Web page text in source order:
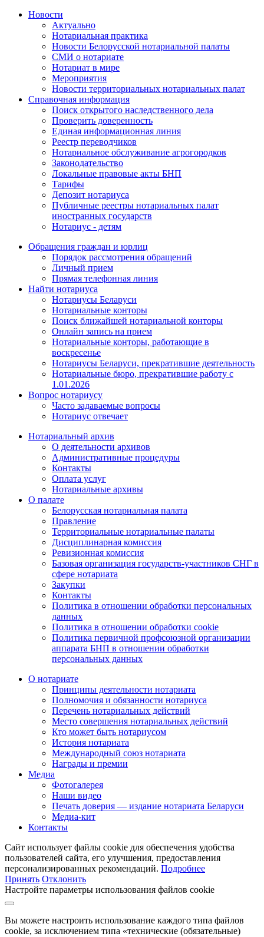
Новости
Актуально
Нотариальная практика
Новости Белорусской нотариальной палаты
СМИ о нотариате
Нотариат в мире
Мероприятия
Новости территориальных нотариальных палат
Справочная информация
Поиск открытого наследственного дела
Проверить доверенность
Единая информационная линия
Реестр переводчиков
Нотариальное обслуживание агрогородков
Законодательство
Локальные правовые акты БНП
Тарифы
Депозит нотариуса
Публичные реестры нотариальных палат
иностранных государств
Нотариус - детям
Обращения граждан и юрлиц
Порядок рассмотрения обращений
Личный прием
Прямая телефонная линия
Найти нотариуса
Нотариусы Беларуси
Нотариальные конторы
Поиск ближайшей нотариальной конторы
Онлайн запись на прием
Нотариальные конторы, работающие в
воскресенье
Нотариусы Беларуси, прекратившие деятельность
Нотариальные бюро, прекратившие работу с
1.01.2026
Вопрос нотариусу
Часто задаваемые вопросы
Нотариус отвечает
Нотариальный архив
О деятельности архивов
Административные процедуры
Контакты
Оплата услуг
Нотариальные архивы
О палате
Белорусская нотариальная палата
Правление
Территориальные нотариальные палаты
Дисциплинарная комиссия
Ревизионная комиссия
Базовая организация государств-участников СНГ в
сфере нотариата
Закупки
Контакты
Политика в отношении обработки персональных
данных
Политика в отношении обработки cookie
Политика первичной профсоюзной организации
аппарата БНП в отношении обработки
персональных данных
О нотариате
Принципы деятельности нотариата
Полномочия и обязанности нотариуса
Перечень нотариальных действий
Место совершения нотариальных действий
Кто может быть нотариусом
История нотариата
Международный союз нотариата
Награды и премии
Медиа
Фотогалерея
Наши видео
Печать доверия — издание нотариата Беларуси
Медиа-кит
Контакты
Сайт использует файлы cookie для обеспечения удобства
пользователей сайта, его улучшения, предоставления
персонализированных рекомендаций. Подробнее
Принять Отклонить
Настройте параметры использования файлов cookie
Вы можете настроить использование каждого типа файлов
cookie, за исключением типа «технические (обязательные)